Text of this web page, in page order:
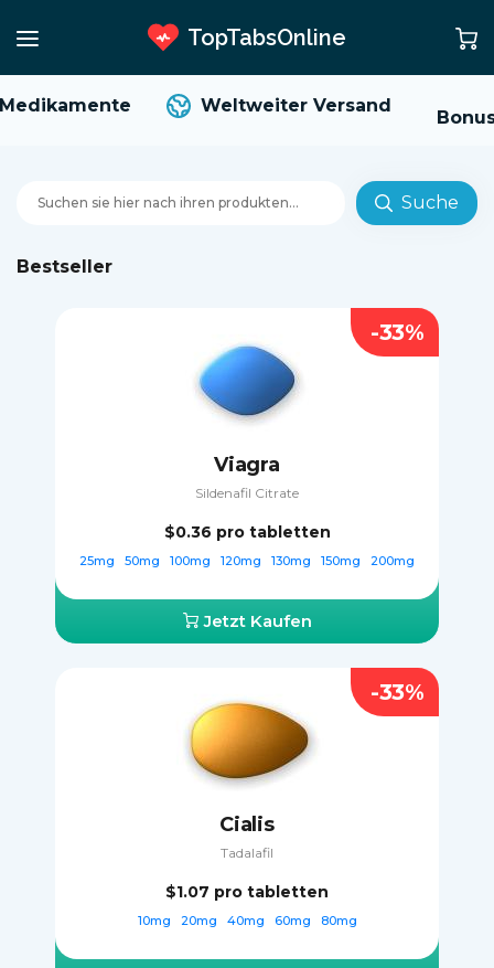
TopTabsOnline
Weltweiter Versand
Bonus
Suche
Bestseller
Viagra
Sildenafil Citrate
$0.36 pro tabletten
25mg 50mg 100mg 120mg 130mg 150mg 200mg
Jetzt Kaufen
-33%
Cialis
Tadalafil
$1.07 pro tabletten
10mg 20mg 40mg 60mg 80mg
-33%